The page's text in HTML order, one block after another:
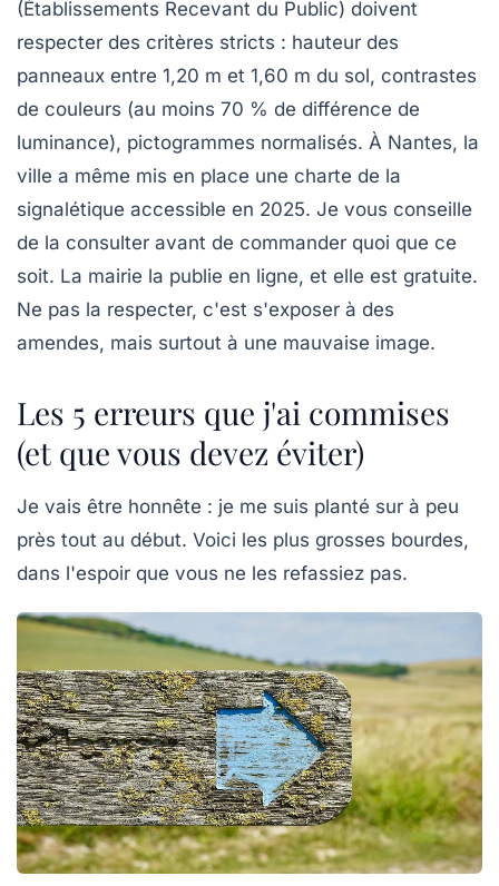
(Établissements Recevant du Public) doivent
respecter des critères stricts : hauteur des
panneaux entre 1,20 m et 1,60 m du sol, contrastes
de couleurs (au moins 70 % de différence de
luminance), pictogrammes normalisés. À Nantes, la
ville a même mis en place une charte de la
signalétique accessible en 2025. Je vous conseille
de la consulter avant de commander quoi que ce
soit. La mairie la publie en ligne, et elle est gratuite.
Ne pas la respecter, c'est s'exposer à des
amendes, mais surtout à une mauvaise image.
Les 5 erreurs que j'ai commises
(et que vous devez éviter)
Je vais être honnête : je me suis planté sur à peu
près tout au début. Voici les plus grosses bourdes,
dans l'espoir que vous ne les refassiez pas.